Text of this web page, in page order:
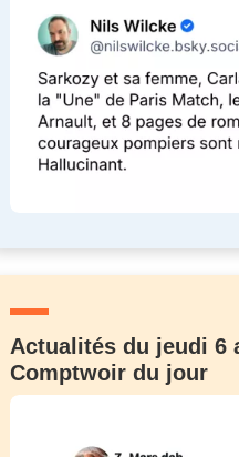
Actualités du jeudi 6
Comptwoir du jour